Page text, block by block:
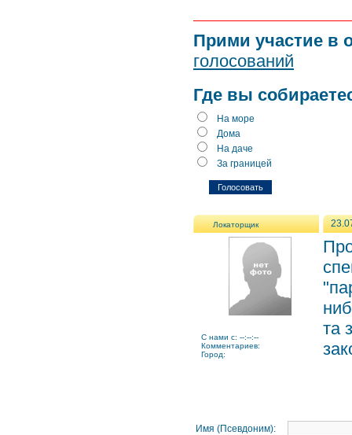
Прими участие в
голосований
Где вы
На море
Дома
На даче
За границей
Локаторщик
C нами с: --:--:--
Комментариев:
Город:
та
Имя (Псевдоним):